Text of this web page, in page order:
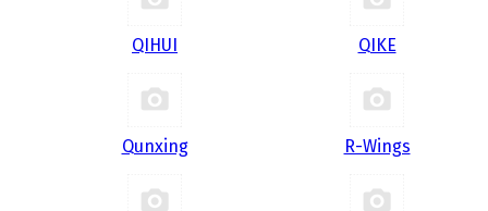
QIHUI QIKE
Qunxing R-Wings